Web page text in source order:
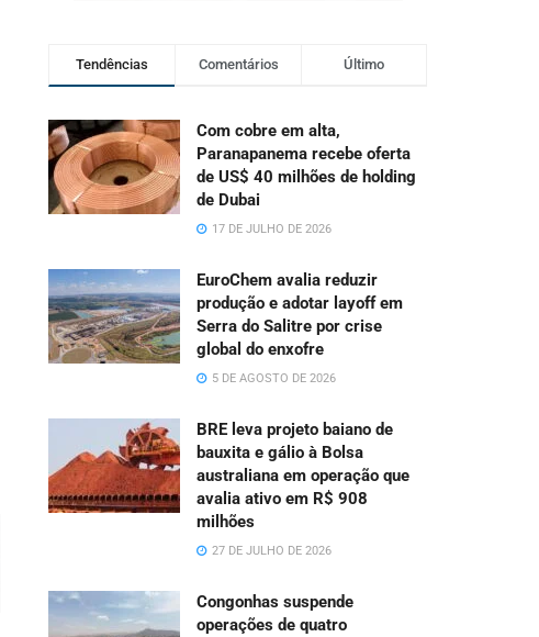
Tendências Comentários Último
Com cobre em alta,
Paranapanema recebe oferta
de US$ 40 milhões de holding
de Dubai
17 DE JULHO DE 2026
EuroChem avalia reduzir
produção e adotar layoff em
Serra do Salitre por crise
global do enxofre
5 DE AGOSTO DE 2026
BRE leva projeto baiano de
bauxita e gálio à Bolsa
australiana em operação que
avalia ativo em R$ 908
milhões
27 DE JULHO DE 2026
Congonhas suspende
operações de quatro